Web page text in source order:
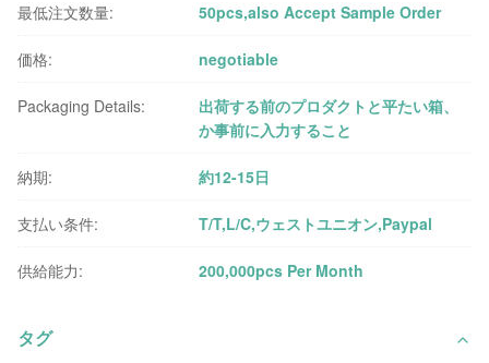
最低注文数量: 50pcs,also Accept Sample Order
価格: negotiable
Packaging Details:
出荷する前のプロダクトと平たい箱、
か事前に入力すること
納期: 約12-15日
支払い条件: T/T,L/C,ウェストユニオン,Paypal
供給能力: 200,000pcs Per Month
タグ